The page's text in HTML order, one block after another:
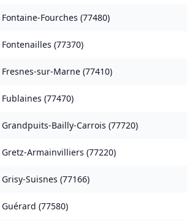
Fontaine-Fourches (77480)
Fontenailles (77370)
Fresnes-sur-Marne (77410)
Fublaines (77470)
Grandpuits-Bailly-Carrois (77720)
Gretz-Armainvilliers (77220)
Grisy-Suisnes (77166)
Guérard (77580)